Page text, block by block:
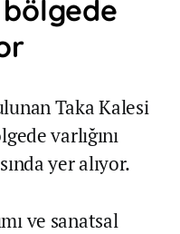
Taka Kalesi
varlığını
yer alıyor.
ve sanatsal